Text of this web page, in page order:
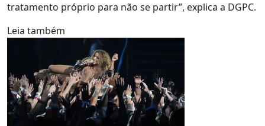
tratamento próprio para não se partir”, explica a DGPC.
Leia também